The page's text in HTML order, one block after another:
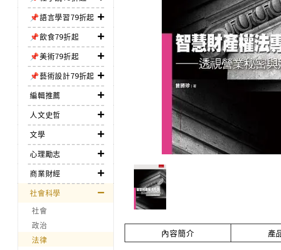
📌語言學習79折起
📌飲食79折起
📌美術79折起
📌藝術設計79折起
編輯推薦
人文史哲
文學
心理勵志
商業財經
社會科學
社會
政治
法律
內容簡介 產